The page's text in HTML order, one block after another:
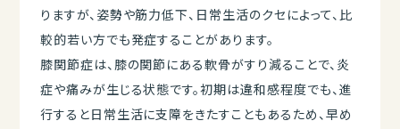
りますが、姿勢や筋力低下、日常生活のクセによって、比
較的若い方でも発症することがあります。
膝関節症は、膝の関節にある軟骨がすり減ることで、炎
症や痛みが生じる状態です。初期は違和感程度でも、進
行すると日常生活に支障をきたすこともあるため、早め